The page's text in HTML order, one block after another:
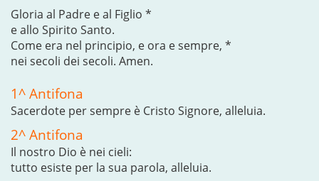
Gloria al Padre e al Figlio *
e allo Spirito Santo.
Come era nel principio, e ora e sempre, *
nei secoli dei secoli. Amen.
1^ Antifona
Sacerdote per sempre è Cristo Signore, alleluia.
2^ Antifona
Il nostro Dio è nei cieli:
tutto esiste per la sua parola, alleluia.